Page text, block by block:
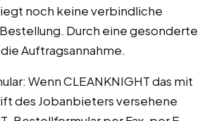
noch keine verbindliche
Durch eine gesonderte
Auftragsannahme.
Wenn CLEANKNIGHT das mit
des Jobanbieters versehene